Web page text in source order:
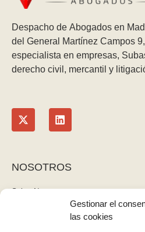
Gestionar el
las cookies
Despacho de Abogados en
del General Martínez Campos
especialista en empresas,
derecho civil, mercantil y
NOSOTROS
Sobre Nosotros